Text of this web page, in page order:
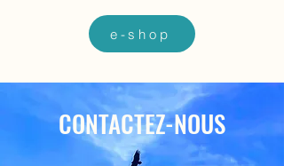
e-shop
CONTACTEZ-NOUS